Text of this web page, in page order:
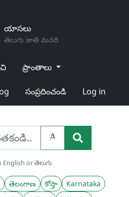
యాసలు
తెలుగు జాతి మనది
ప్రాంతాలు
సంప్రదించండి Log in
A
English or తెలుగు
తెలంగాణ కోస్తా
Karnataka